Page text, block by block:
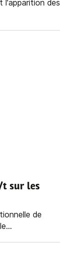
l'apparition des
t sur les
de